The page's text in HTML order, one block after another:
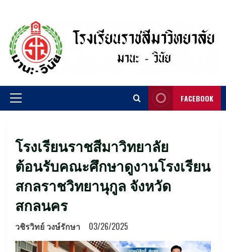
content
Primary
FACEBOOK
โรงเรียนราชสีมาวิทยาลัย
ต้อนรับคณะศึกษาดูงานโรงเรียน
สกลราชวิทยานุกูล จังหวัด
สกลนคร
วชิรวิทย์ วงษ์รักษา 03/26/2025